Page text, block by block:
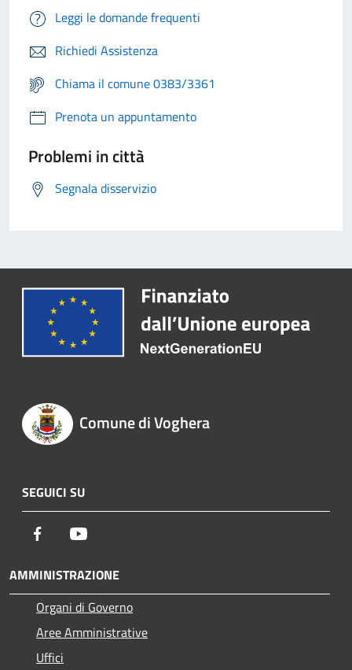
Leggi le domande frequenti
Richiedi Assistenza
Chiama il comune 0383/3361
Prenota un appuntamento
Problemi in città
Segnala disservizio
Comune di Voghera
SEGUICI SU
Facebook
AMMINISTRAZIONE
Organi di Governo
Aree Amministrative
Uffici